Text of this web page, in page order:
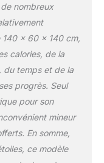
nombreux
140 x 60 x 140 cm,
calories, de la
du temps et de la
progrès. Seul
pour son
mineur
En somme,
ce modèle